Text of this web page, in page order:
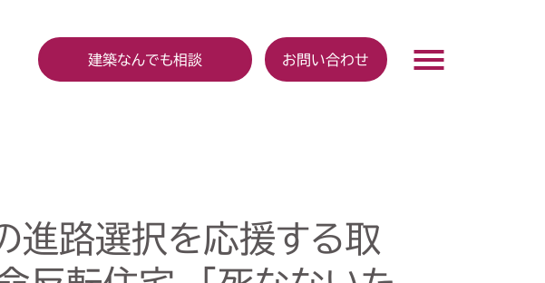
建築なんでも相談 お問い合わせ
進路選択を応援する取